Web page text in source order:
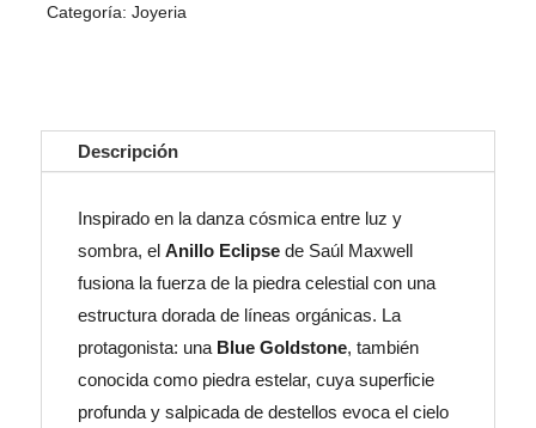
Categoría: Joyeria
Descripción
Inspirado en la danza cósmica entre luz y
sombra, el Anillo Eclipsede Saúl Maxwell
fusiona la fuerza de la piedra celestial con una
estructura dorada de líneas orgánicas. La
protagonista: una Blue Goldstone, también
conocida como piedra estelar, cuya superficie
profunda y salpicada de destellos evoca el cielo